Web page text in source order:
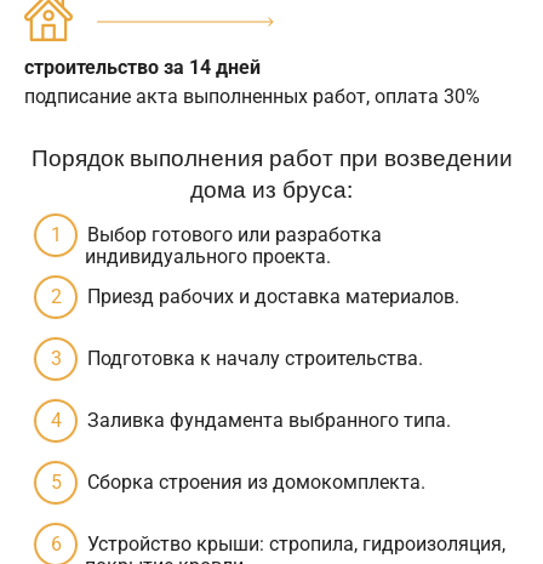
строительство за 14 дней
подписание акта выполненных работ, оплата 30%
Порядок выполнения работ при возведении
дома из бруса:
Выбор готового или разработка
индивидуального проекта.
Приезд рабочих и доставка материалов.
Подготовка к началу строительства.
Заливка фундамента выбранного типа.
Сборка строения из домокомплекта.
Устройство крыши: стропила, гидроизоляция,